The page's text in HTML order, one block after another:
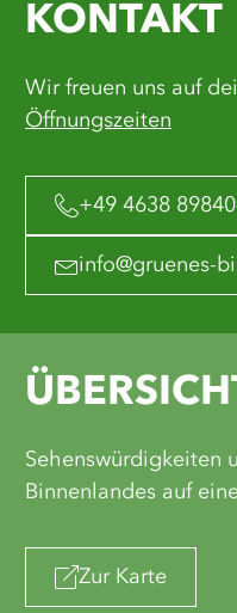
KONTAKT
Wir freuen uns auf
Öffnungszeiten
+49 4638
info@gruenes-
Sehenswürdigkeiten
Binnenlandes auf
Zur Karte